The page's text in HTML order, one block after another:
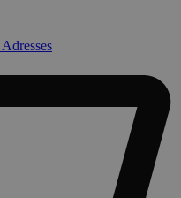
Adresses